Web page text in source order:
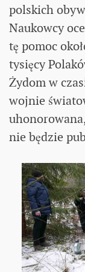
polskich
Naukowcy
tę pomoc
tysięcy
Żydom w
wojnie
nie będzie